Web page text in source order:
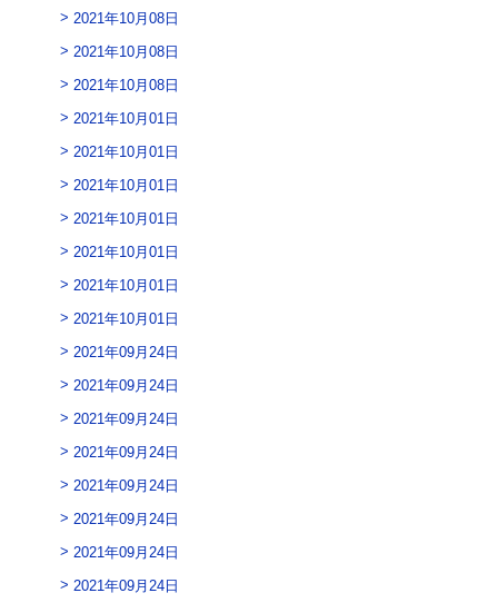
2021年10月08日
2021年10月08日
2021年10月08日
2021年10月01日
2021年10月01日
2021年10月01日
2021年10月01日
2021年10月01日
2021年10月01日
2021年10月01日
2021年09月24日
2021年09月24日
2021年09月24日
2021年09月24日
2021年09月24日
2021年09月24日
2021年09月24日
2021年09月24日